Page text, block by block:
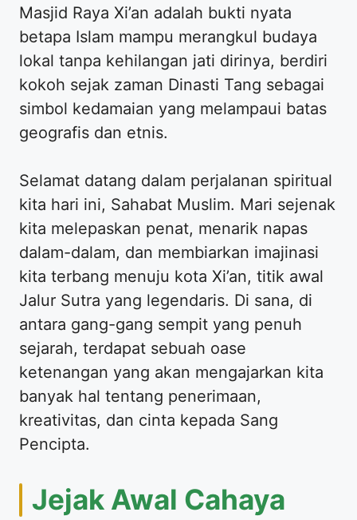
Masjid Raya Xi’an adalah bukti nyata
betapa Islam mampu merangkul budaya
lokal tanpa kehilangan jati dirinya, berdiri
kokoh sejak zaman Dinasti Tang sebagai
simbol kedamaian yang melampaui batas
geografis dan etnis.
Selamat datang dalam perjalanan spiritual
kita hari ini, Sahabat Muslim. Mari sejenak
kita melepaskan penat, menarik napas
dalam-dalam, dan membiarkan imajinasi
kita terbang menuju kota Xi’an, titik awal
Jalur Sutra yang legendaris. Di sana, di
antara gang-gang sempit yang penuh
sejarah, terdapat sebuah oase
ketenangan yang akan mengajarkan kita
banyak hal tentang penerimaan,
kreativitas, dan cinta kepada Sang
Pencipta.
Jejak Awal Cahaya